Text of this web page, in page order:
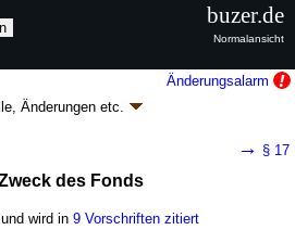
Änderungsalarm
Änderungen etc.
2026 I Nr. 33
/ Entwurf / Begründung
→ § 17
des Fonds
und wird in9 Vorschriften zitiert
buzer.de
Normalansicht